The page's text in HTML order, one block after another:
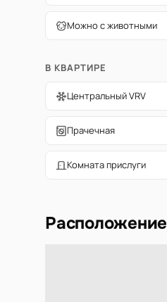
Можно с животными
В КВАРТИРЕ
Центральный VRV
Прачечная
Комната прислуги
Расположение